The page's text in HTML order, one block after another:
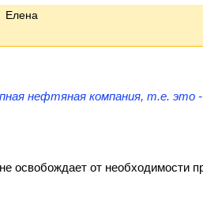
Елена
нефтяная компания, т.е. это
освобождает от необходимости